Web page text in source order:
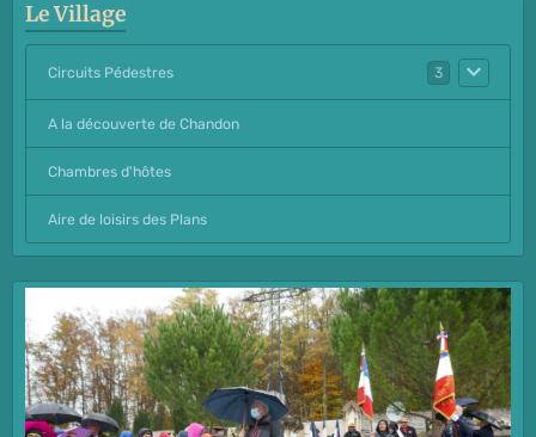
Le Village
Circuits Pédestres 3
A la découverte de Chandon
Chambres d'hôtes
Aire de loisirs des Plans